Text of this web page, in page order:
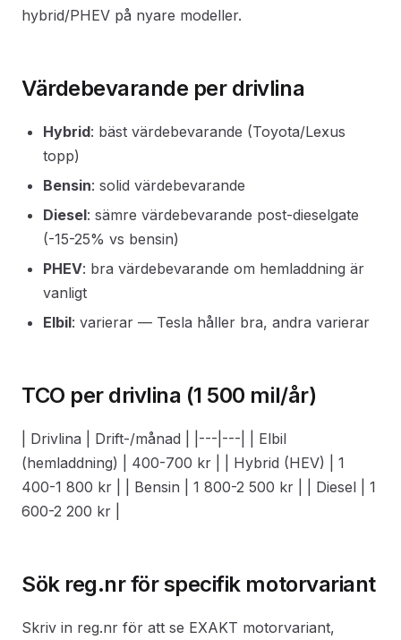
hybrid/PHEV på nyare modeller.
Värdebevarande per drivlina
Hybrid: bäst värdebevarande (Toyota/Lexus
topp)
Bensin: solid värdebevarande
Diesel: sämre värdebevarande post-dieselgate
(-15-25% vs bensin)
PHEV: bra värdebevarande om hemladdning är
vanligt
Elbil: varierar — Tesla håller bra, andra varierar
TCO per drivlina (1 500 mil/år)
| Drivlina | Drift-/månad | |---|---| | Elbil
(hemladdning) | 400-700 kr | | Hybrid (HEV) | 1
400-1 800 kr | | Bensin | 1 800-2 500 kr | | Diesel | 1
600-2 200 kr |
Sök reg.nr för specifik motorvariant
Skriv in reg.nr för att se EXAKT motorvariant,